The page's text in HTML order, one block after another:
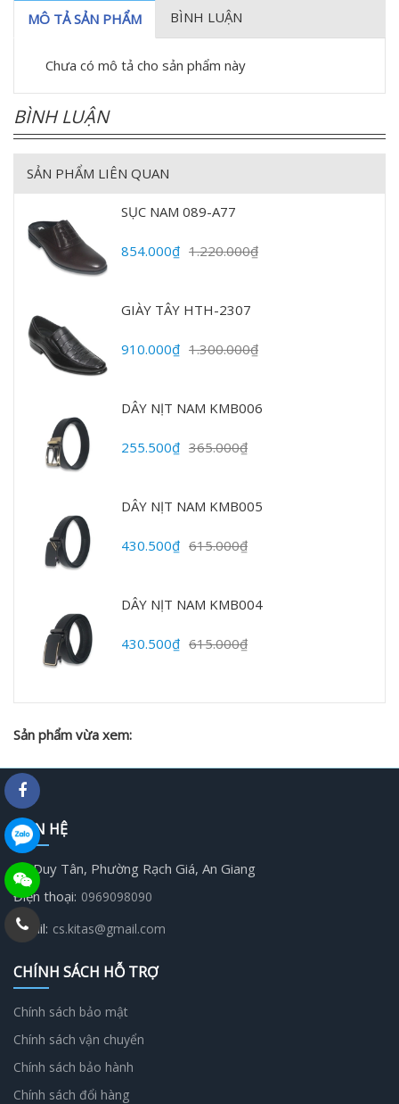
MÔ TẢ SẢN PHẨM BÌNH LUẬN
Chưa có mô tả cho sản phẩm này
BÌNH LUẬN
SẢN PHẨM LIÊN QUAN
SỤC NAM 089-A77
854.000₫ 1.220.000₫
GIÀY TÂY HTH-2307
910.000₫ 1.300.000₫
DÂY NỊT NAM KMB006
255.500₫ 365.000₫
DÂY NỊT NAM KMB005
430.500₫ 615.000₫
DÂY NỊT NAM KMB004
430.500₫ 615.000₫
Sản phẩm vừa xem:
LIÊN HỆ
19 Duy Tân, Phường Rạch Giá, An Giang
Điện thoại: 0969098090
Email: cs.kitas@gmail.com
CHÍNH SÁCH HỖ TRỢ
Chính sách bảo mật
Chính sách vận chuyển
Chính sách bảo hành
Chính sách đổi hàng